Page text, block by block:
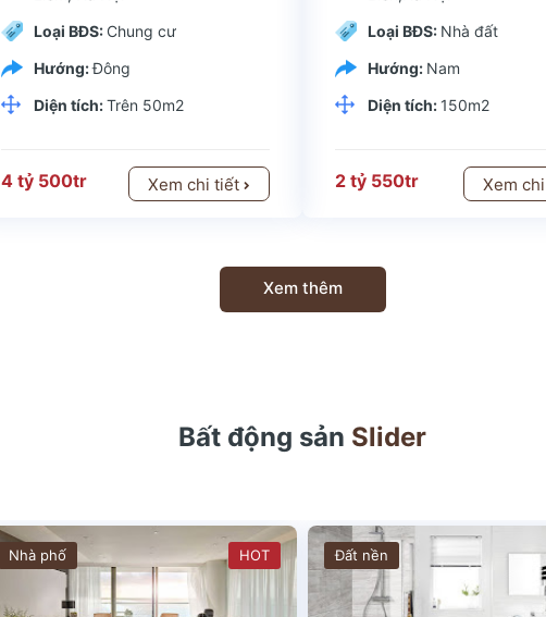
Loại BĐS: Chung cư
Hướng:Đông
Diện tích:Trên 50m2
4 tỷ 500tr Xem chi tiết
Loại BĐS: Nhà đất
Hướng: Nam
Diện tích: 150m2
2 tỷ 550tr Xem
Xem thêm
Bất động sản Slider
Nhà phố HOT Đất nền